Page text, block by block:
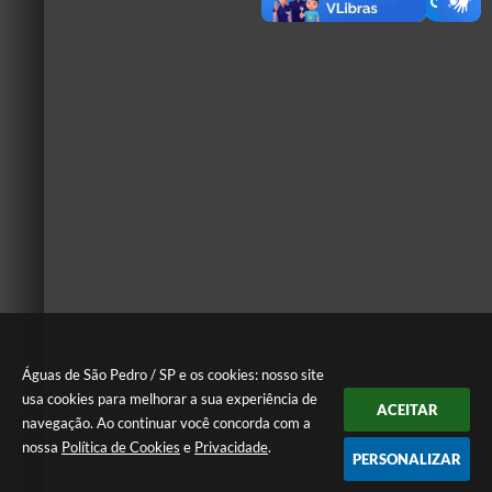
Águas de São Pedro / SP e os cookies: nosso site
usa cookies para melhorar a sua experiência de
navegação. Ao continuar você concorda com a
nossa Política de Cookies e Privacidade.
ACEITAR
PERSONALIZAR